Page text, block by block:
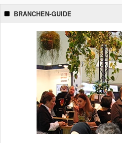
BRANCHEN-GUIDE